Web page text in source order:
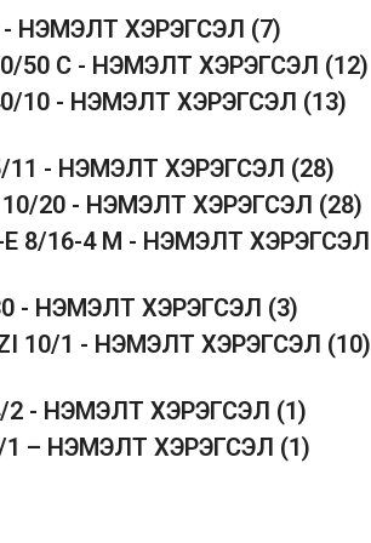
- НЭМЭЛТ ХЭРЭГСЭЛ (7)
50 C - НЭМЭЛТ ХЭРЭГСЭЛ (12)
10 - НЭМЭЛТ ХЭРЭГСЭЛ (13)
11 - НЭМЭЛТ ХЭРЭГСЭЛ (28)
10/20 - НЭМЭЛТ ХЭРЭГСЭЛ (28)
E 8/16-4 M - НЭМЭЛТ ХЭРЭГСЭЛ
- НЭМЭЛТ ХЭРЭГСЭЛ (3)
10/1 - НЭМЭЛТ ХЭРЭГСЭЛ (10)
2 - НЭМЭЛТ ХЭРЭГСЭЛ (1)
1 – НЭМЭЛТ ХЭРЭГСЭЛ (1)